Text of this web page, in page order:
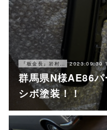
『板金長』岩村ブログ 2023.09.30
群馬県N様AE86
シボ塗装！！